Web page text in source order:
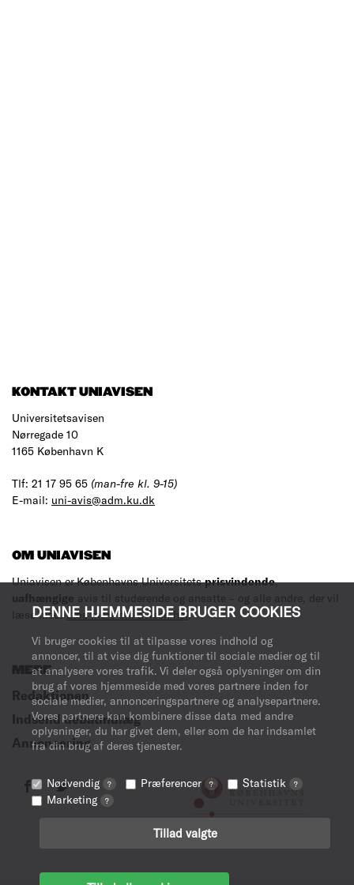
DENNE HJEMMESIDE BRUGER COOKIES
Vi bruger cookies til at tilpasse vores indhold og
annoncer, til at vise dig funktioner til sociale medier og til
at analysere vores trafik. Vi deler også oplysninger om din
brug af vores hjemmeside med vores partnere inden for
sociale medier, annonceringspartnere og analysepartnere.
Vores partnere kan kombinere disse data med andre
oplysninger, du har givet dem, eller som de har indsamlet
fra din brug af deres tjenester.
Nødvendig ? Præferencer ? Statistik ?
Marketing ?
Tillad valgte
KONTAKT UNIAVISEN
Universitetsavisen
Nørregade 10
1165 København K
Tlf: 21 17 95 65 (man-fre kl. 9-15)
E-mail: uni-avis@adm.ku.dk
OM UNIAVISEN
Uniavisen er Københavns Universitetsprisvindende,
uafhængige avis til studerende og ansatte – og alle andre, der vil
læse med.Læs mere om avisen her.
MERE
Redaktionen
Indsend debatindlæg
Annoncering